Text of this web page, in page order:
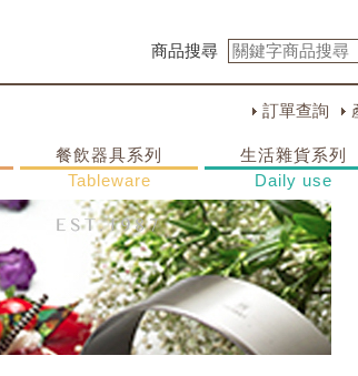
商品搜尋
訂單查詢
餐飲器具系列
Tableware
生活雜貨系列
Daily use